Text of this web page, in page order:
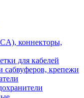
коннекторы,
для кабелей
сабвуферов, крепежи